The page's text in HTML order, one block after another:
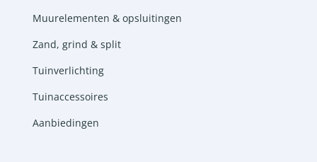
Muurelementen & opsluitingen
Zand, grind & split
Tuinverlichting
Tuinaccessoires
Aanbiedingen